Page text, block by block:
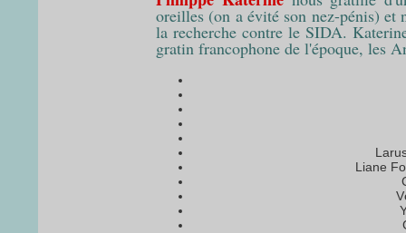
oreilles (on a évité son nez-pénis)
la recherche contre le SIDA.
gratin francophone de l'époque, les
Liane